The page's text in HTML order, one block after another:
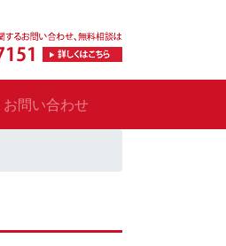
お問い合わせ